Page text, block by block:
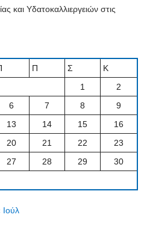
και Υδατοκαλλιεργειών στις
Π Σ
Κ
1
2
6 7 8
9
13 14 15
16
20 21 22
23
27 28 29
30
Ιούλ